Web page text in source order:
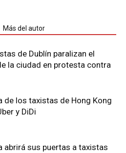
Más del autor
de Dublín paralizan el
la ciudad en protesta contra
de los taxistas de Hong Kong
y DiDi
abrirá sus puertas a taxistas